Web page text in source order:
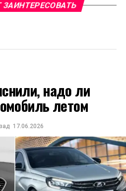
надо ли
летом
17.06.2026